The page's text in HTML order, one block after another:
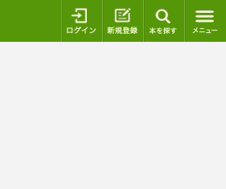
ログイン 新規登録